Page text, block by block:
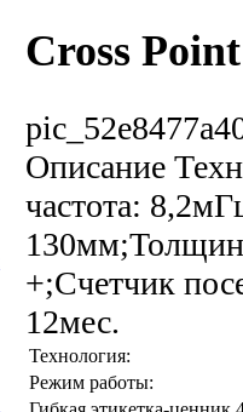
Cross
Описание
частота:
+;Счетчик
12мес.
Технология:
Режим работы: